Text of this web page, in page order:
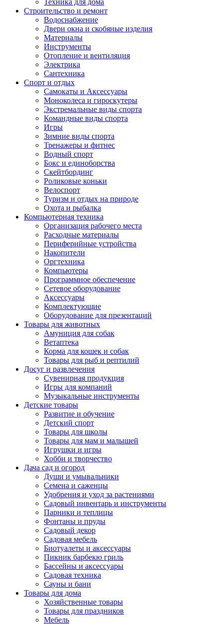
Строительство и ремонт
Водоснабжение
Двери окна и скобяные изделия
Материалы
Инструменты
Отопление и вентиляция
Электрика
Сантехника
Спорт и отдых
Самокаты и Аксессуары
Моноколеса и гироскутеры
Экстремальные виды спорта
Командные виды спорта
Игры
Зимние виды спорта
Тренажеры и фитнес
Водный спорт
Бокс и единоборства
Скейтбординг
Роликовые коньки
Велоспорт
Туризм и отдых на природе
Охота и рыбалка
Компьютерная техника
Организация рабочего места
Расходные материалы
Периферийные устройства
Накопители
Оргтехника
Компьютеры
Программное обеспечение
Сетевое оборудование
Аксессуары
Комплектующие
Оборудование для презентаций
Товары для животных
Амуниция для собак
Ветаптека
Корма для кошек и собак
Товары для рыб и рептилий
Досуг и развлечения
Сувенирная продукция
Игры для компаний
Музыкальные инструменты
Детские товары
Развитие и обучение
Детский спорт
Товары для школы
Товары для мам и малышей
Игрушки и игры
Хобби и творчество
Дача сад и огород
Души и умывальники
Семена и саженцы
Удобрения и уход за растениями
Садовый инвентарь и инструменты
Парники и теплицы
Фонтаны и пруды
Садовый декор
Садовая мебель
Биотуалеты и аксессуары
Пикник барбекю гриль
Бассейны и аксессуары
Садовая техника
Сауны и бани
Товары для дома
Хозяйственные товары
Товары для праздников
Мебель